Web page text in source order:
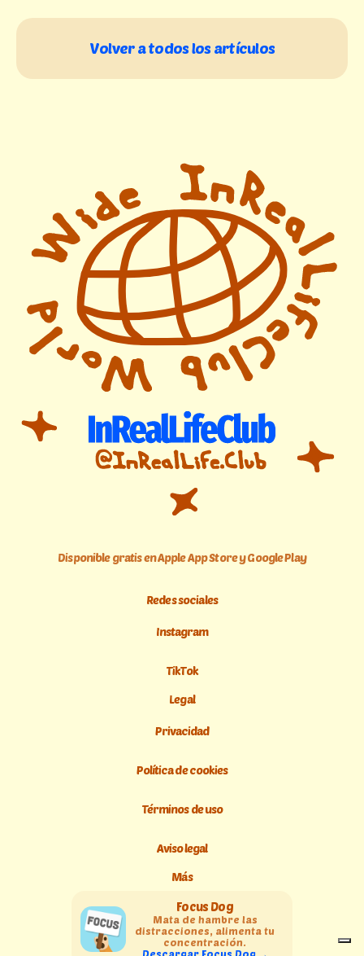
Volver a todos los artículos
Disponible gratis en Apple App Store y Google Play
Redes sociales
Instagram
TikTok
Legal
Privacidad
Política de cookies
Términos de uso
Aviso legal
Más
Focus Dog
Mata de hambre las
distracciones, alimenta tu
concentración.
Descargar Focus Dog →